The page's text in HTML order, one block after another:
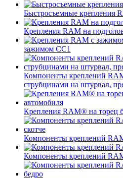
Быстросъемные крепления
Крепления RAM на
зажимом СС1
Компоненты креплений
струбцинами на штурвал,
Крепления RAM® на торец
Компоненты креплений
Компоненты креплений